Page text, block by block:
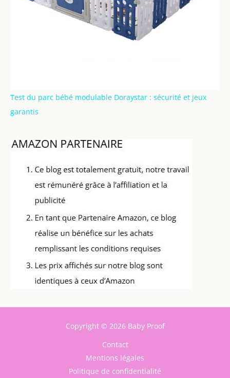
Test du parc bébé modulable Doraystar : sécurité et jeux
garantis
Copyright © 2026 Baby Proof
Contact
Mentions légales
Politique de confidentialité